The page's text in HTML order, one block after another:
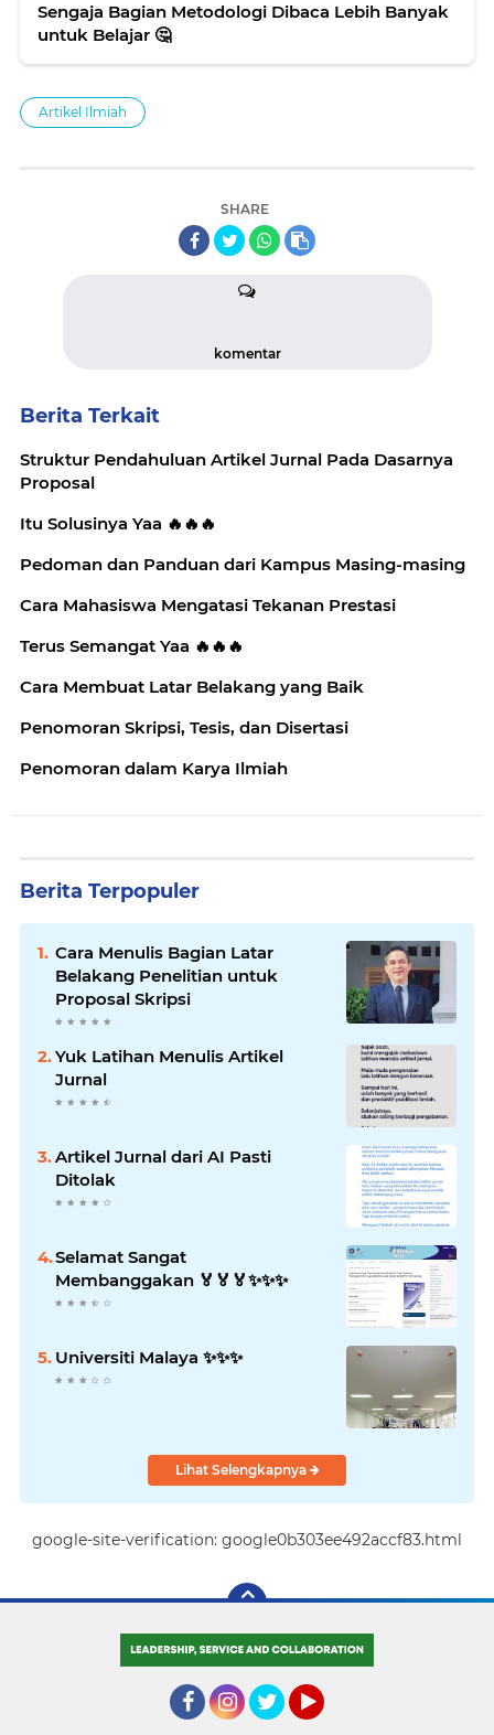
Sengaja Bagian Metodologi Dibaca Lebih Banyak
untuk Belajar 🤔
Artikel Ilmiah
SHARE
komentar
Berita Terkait
Struktur Pendahuluan Artikel Jurnal Pada Dasarnya
Proposal
Itu Solusinya Yaa 🔥🔥🔥
Pedoman dan Panduan dari Kampus Masing-masing
Cara Mahasiswa Mengatasi Tekanan Prestasi
Terus Semangat Yaa 🔥🔥🔥
Cara Membuat Latar Belakang yang Baik
Penomoran Skripsi, Tesis, dan Disertasi
Penomoran dalam Karya Ilmiah
Berita Terpopuler
Cara Menulis Bagian Latar
Belakang Penelitian untuk
Proposal Skripsi
Yuk Latihan Menulis Artikel
Jurnal
Artikel Jurnal dari AI Pasti
Ditolak
Selamat Sangat
Membanggakan 🏅🏅🏅✨️✨️✨️
Universiti Malaya ✨️✨️✨️
Lihat Selengkapnya
google-site-verification: google0b303ee492accf83.html